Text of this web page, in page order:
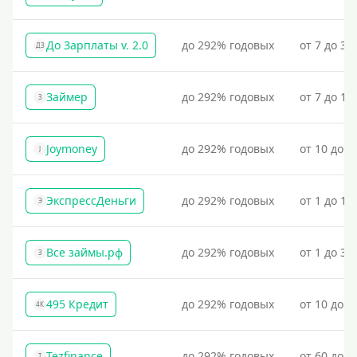
ДЗ До Зарплаты v. 2.0 до 292% годовых от 7 до
З Займер до 292% годовых от 7 до
J Joymoney до 292% годовых от 10 до
Э ЭкспрессДеньги до 292% годовых от 1 до
З Все займы.рф до 292% годовых от 1 до
4К 495 Кредит до 292% годовых от 10 до